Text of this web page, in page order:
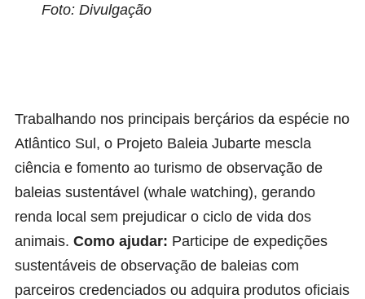
Foto: Divulgação
Trabalhando nos principais berçários da espécie no
Atlântico Sul, o Projeto Baleia Jubarte mescla
ciência e fomento ao turismo de observação de
baleias sustentável (whale watching), gerando
renda local sem prejudicar o ciclo de vida dos
animais. Como ajudar: Participe de expedições
sustentáveis de observação de baleias com
parceiros credenciados ou adquira produtos oficiais